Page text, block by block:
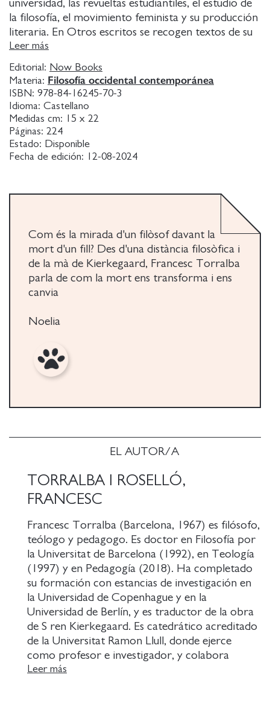
EL AUTOR/A
TORRALBA I ROSELLÓ,
FRANCESC
Francesc Torralba (Barcelona, 1967) es filósofo,
teólogo y pedagogo. Es doctor en Filosofía por
la Universitat de Barcelona (1992), en Teología
(1997) y en Pedagogía (2018). Ha completado
su formación con estancias de investigación en
la Universidad de Copenhague y en la
Universidad de Berlín, y es traductor de la obra
de S ren Kierkegaard. Es catedrático acreditado
de la Universitat Ramon Llull, donde ejerce
como profesor e investigador, y colabora
habitualmente con diversas universidades
Leer más
universidad, las revueltas estudiantiles, el estudio de
la filosofía, el movimiento feminista y su producción
literaria. En Otros escritos se recogen textos de su
libro Lengua y verdad, sobre filosofía y poesía, Emily
Dickinson y Teresa de Lisieux. Y otros textos del
libro Decir Dios en la lengua materna, también en
forma de entrevista, sobre los debates actuales
dentro del feminismo.
Leer más
Editorial: Now Books
Materia: Filosofía occidental contemporánea
ISBN: 978-84-16245-70-3
Idioma: Castellano
Medidas cm:
15 x 22
Páginas: 224
Estado: Disponible
Fecha de edición:
12-08-2024
Com és la mirada d'un filòsof davant la
mort d'un fill? Des d'una distància filosòfica i
de la mà de Kierkegaard, Francesc Torralba
parla de com la mort ens transforma i ens
canvia
Noelia